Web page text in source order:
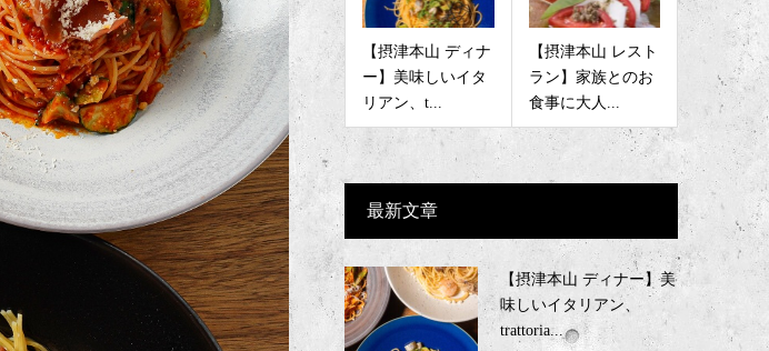
【摂津本山 ディナ
ー】美味しいイタ
リアン、t...
【摂津本山 レスト
ラン】家族とのお
食事に大人...
最新文章
【摂津本山 ディナー】美
味しいイタリアン、
trattoria...